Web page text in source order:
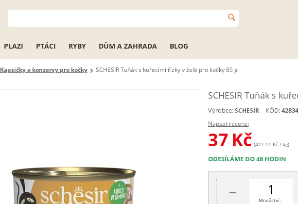
PLAZI PTÁCI RYBY DŮM A ZAHRADA BLOG
Kapsičky a konzervy pro kočky SCHESIR Tuňák s kuřecími řízky v želé pro kočky 85 g
SCHESIR Tuňák s
Výrobce: SCHESIR KÓD:42834
Napsat recenzi
37 Kč (411.11 Kč / kg)
ODESÍLÁME DO 48 HODIN
− Množství: